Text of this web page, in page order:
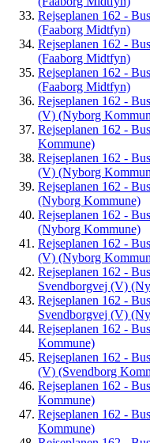
Rejseplanen 162 -
(Faaborg Midtfyn)
Rejseplanen 162 -
(Faaborg Midtfyn)
Rejseplanen 162 -
(Faaborg Midtfyn)
Rejseplanen 162 -
(V) (Nyborg
Rejseplanen 162 -
Kommune)
Rejseplanen 162 -
(V) (Nyborg
Rejseplanen 162 -
(Nyborg Kommune)
Rejseplanen 162 -
(Nyborg Kommune)
Rejseplanen 162 -
(V) (Nyborg
Rejseplanen 162 -
Svendborgvej (V)
Rejseplanen 162 -
Svendborgvej (V)
Rejseplanen 162 -
Kommune)
Rejseplanen 162 -
(V) (Svendborg
Rejseplanen 162 -
Kommune)
Rejseplanen 162 -
Kommune)